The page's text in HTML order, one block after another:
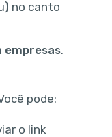
no canto
empresas.
pode:
o link